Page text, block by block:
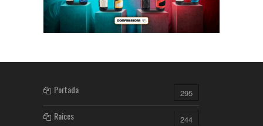
Portada 295
Raices 244